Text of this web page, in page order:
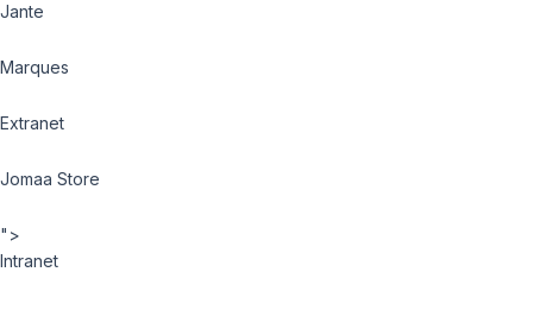
Jante
Marques
Extranet
Jomaa Store
">
Intranet